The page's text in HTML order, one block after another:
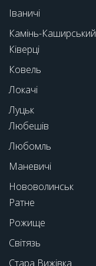
Іваничі
Камінь-Каширський
Ківерці
Ковель
Локачі
Луцьк
Любешів
Любомль
Маневичі
Нововолинськ
Ратне
Рожище
Світязь
Стара Вижівка